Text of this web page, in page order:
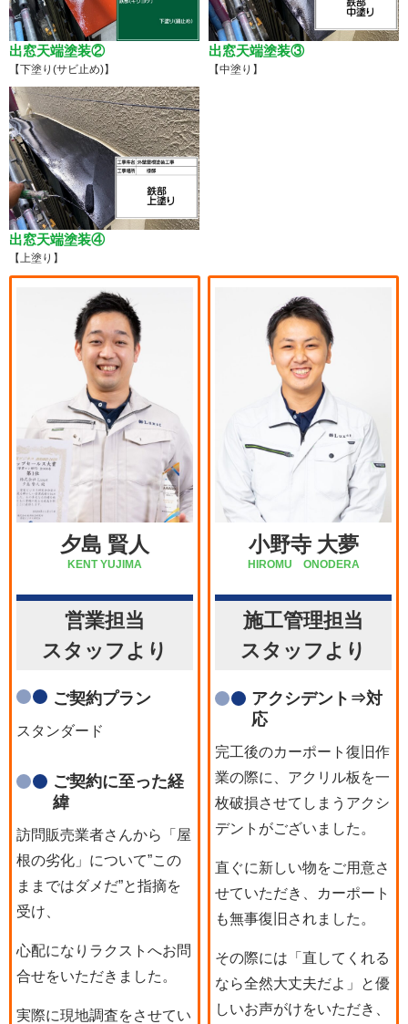
出窓天端塗装②
【下塗り(サビ止め)】
出窓天端塗装③
【中塗り】
出窓天端塗装④
【上塗り】
夕島 賢人
KENT YUJIMA
営業担当
スタッフより
ご契約プラン
スタンダード
ご契約に至った経
緯
訪問販売業者さんから「屋
根の劣化」について”この
ままではダメだ”と指摘を
受け、
心配になりラクストへお問
合せをいただきました。
実際に現地調査をさせてい
小野寺 大夢
HIROMU ONODERA
施工管理担当
スタッフより
アクシデント⇒対
応
完工後のカーポート復旧作
業の際に、アクリル板を一
枚破損させてしまうアクシ
デントがございました。
直ぐに新しい物をご用意さ
せていただき、カーポート
も無事復旧されました。
その際には「直してくれる
なら全然大丈夫だよ」と優
しいお声がけをいただき、